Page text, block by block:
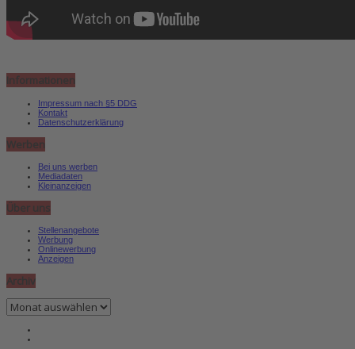
Informationen
Impressum nach §5 DDG
Kontakt
Datenschutzerklärung
Werben
Bei uns werben
Mediadaten
Kleinanzeigen
Über uns
Stellenangebote
Werbung
Onlinewerbung
Anzeigen
Archiv
Archiv